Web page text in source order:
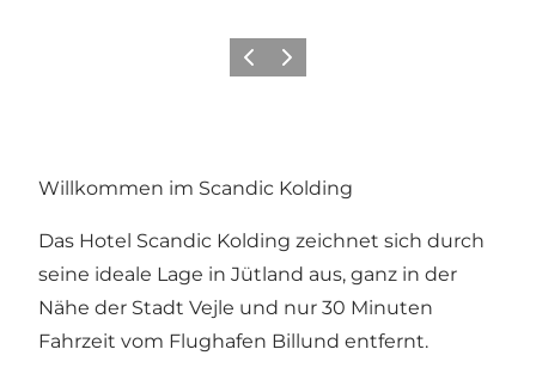
Vorherige Folie
Nächste Folie
Willkommen im Scandic Kolding
Das Hotel Scandic Kolding zeichnet sich durch
seine ideale Lage in Jütland aus, ganz in der
Nähe der Stadt Vejle und nur 30 Minuten
Fahrzeit vom Flughafen Billund entfernt.